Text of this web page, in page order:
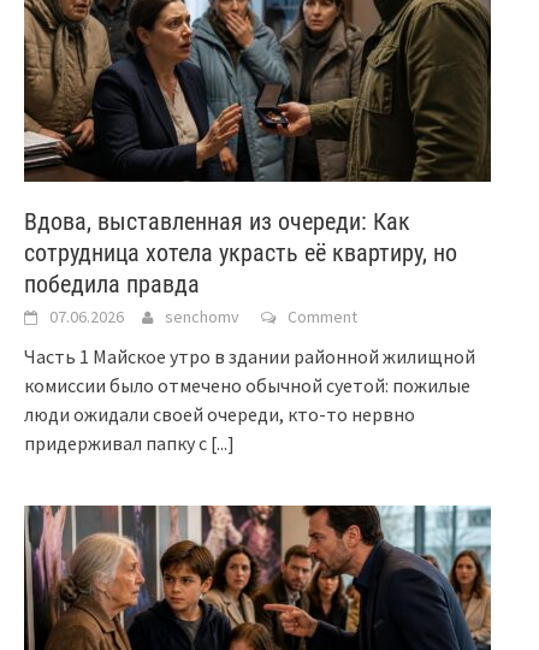
Вдова, выставленная из очереди: Как
сотрудница хотела украсть её квартиру, но
победила правда
07.06.2026 senchomv Comment
Часть 1 Майское утро в здании районной жилищной
комиссии было отмечено обычной суетой: пожилые
люди ожидали своей очереди, кто-то нервно
придерживал папку с [...]